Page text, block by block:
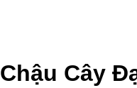
Chậu Cây